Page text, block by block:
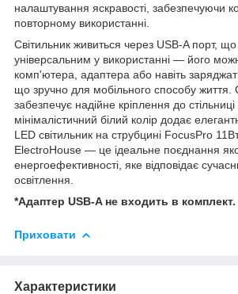
налаштування яскравості, забезпечуючи
повторному використанні.
Світильник живиться через USB-A порт,
універсальним у використанні — його
комп'ютера, адаптера або навіть
що зручно для мобільного способу життя.
забезпечує надійне кріплення до
мінімалістичний білий колір додає
LED світильник на струбцині FocusPro
ElectroHouse — це ідеальне поєднання
енергоефективності, яке відповідає
освітлення.
*Адаптер USB-A не входить в комплект.
Приховати
Характеристики